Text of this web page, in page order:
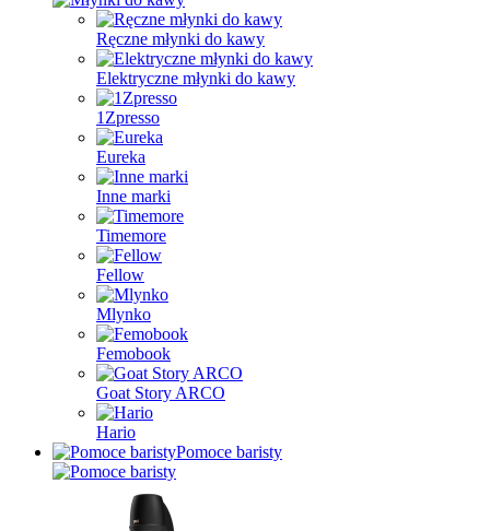
Ręczne młynki do kawy
Elektryczne młynki do kawy
1Zpresso
Eureka
Inne marki
Timemore
Fellow
Mlynko
Femobook
Goat Story ARCO
Hario
Pomoce baristy